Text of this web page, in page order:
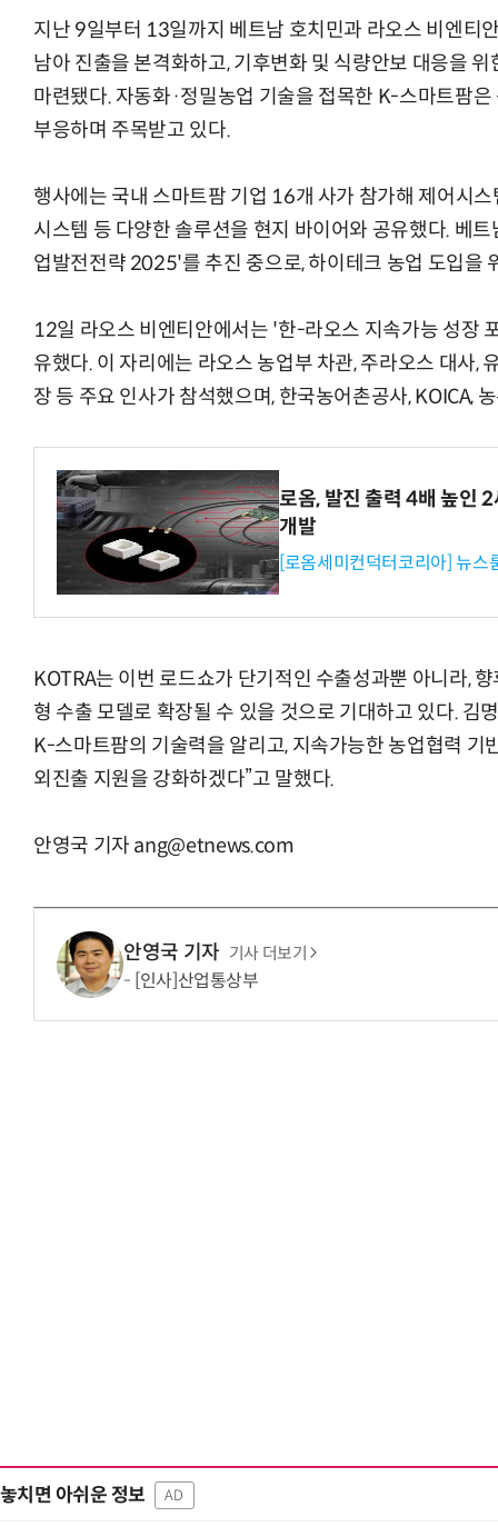
지난 9일부터 13일까지 베트남 호치민과 라오스 비엔티
남아 진출을 본격화하고, 기후변화 및 식량안보 대응을
마련됐다. 자동화·정밀농업 기술을 접목한 K-스마트팜
부응하며 주목받고 있다.
행사에는 국내 스마트팜 기업 16개 사가 참가해 제어시스
시스템 등 다양한 솔루션을 현지 바이어와 공유했다. 베
업발전전략 2025'를 추진 중으로, 하이테크 농업 도입을
12일 라오스 비엔티안에서는 '한-라오스 지속가능 성장
유했다. 이 자리에는 라오스 농업부 차관, 주라오스 대사,
장 등 주요 인사가 참석했으며, 한국농어촌공사, KOICA,
로옴, 발진 출력 4배 높인
개발
[로옴세미컨덕터코리아] 뉴스
KOTRA는 이번 로드쇼가 단기적인 수출성과뿐 아니라,
형 수출 모델로 확장될 수 있을 것으로 기대하고 있다. 김
K-스마트팜의 기술력을 알리고, 지속가능한 농업협력 기
외진출 지원을 강화하겠다”고 말했다.
안영국 기자 ang@etnews.com
안영국 기자 기사 더보기
[인사]산업통상부
놓치면 아쉬운 정보 AD